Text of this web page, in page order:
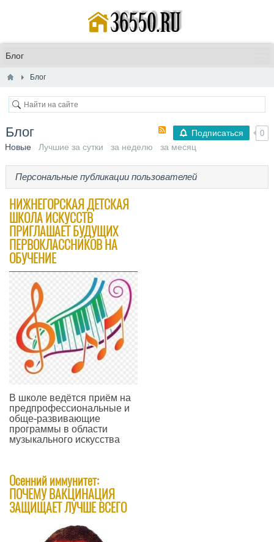
Блог
Подписаться 0
Блог
Новые Лучшие за сутки за неделю за месяц
Персональные публикации пользователей
​НИЖНЕГОРСКАЯ ДЕТСКАЯ
ШКОЛА ИСКУССТВ
ПРИГЛАШАЕТ БУДУЩИХ
ПЕРВОКЛАССНИКОВ НА
ОБУЧЕНИЕ
В школе ведётся приём на
предпрофессиональные и
обще-развивающие
программы в области
музыкального искусства
Осенний иммунитет:
ПОЧЕМУ ВАКЦИНАЦИЯ
ЗАЩИЩАЕТ ЛУЧШЕ ВСЕГО